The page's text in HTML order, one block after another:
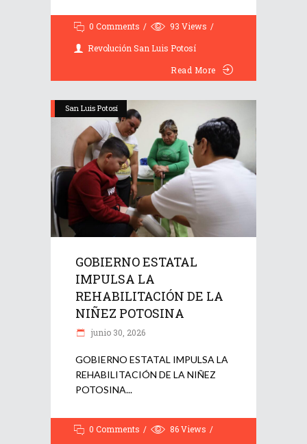
0 Comments 93 Views
Revolución San Luis Potosí
Read More
San Luis Potosí
GOBIERNO ESTATAL
IMPULSA LA
REHABILITACIÓN DE LA
NIÑEZ POTOSINA
junio 30, 2026
GOBIERNO ESTATAL IMPULSA LA
REHABILITACIÓN DE LA NIÑEZ
POTOSINA
0 Comments 86Views